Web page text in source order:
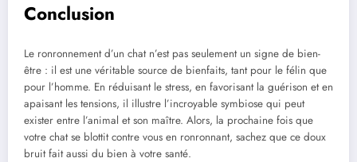
Conclusion
Le ronronnement d’un chat n’est pas seulement un signe de bien-
être : il est une véritable source de bienfaits, tant pour le félin que
pour l’homme. En réduisant le stress, en favorisant la guérison et en
apaisant les tensions, il illustre l’incroyable symbiose qui peut
exister entre l’animal et son maître. Alors, la prochaine fois que
votre chat se blottit contre vous en ronronnant, sachez que ce doux
bruit fait aussi du bien à votre santé.